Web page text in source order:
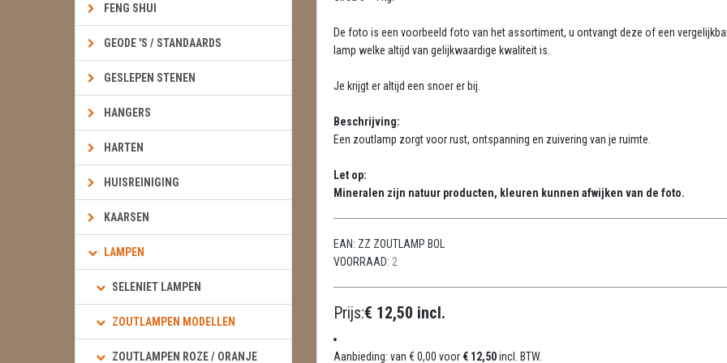
FENG SHUI
GEODE 'S / STANDAARDS
GESLEPEN STENEN
HANGERS
HARTEN
HUISREINIGING
KAARSEN
LAMPEN
SELENIET LAMPEN
ZOUTLAMPEN MODELLEN
ZOUTLAMPEN ROZE / ORANJE
De foto is een voorbeeld foto van het assortiment, u ontvangt deze of een
lamp welke altijd van gelijkwaardige kwaliteit is.
Je krijgt er altijd een snoer er bij.
Beschrijving:
Een zoutlamp zorgt voor rust, ontspanning en zuivering van je ruimte.
Let op:
Mineralen zijn natuur producten, kleuren kunnen afwijken van de foto.
EAN: ZZ ZOUTLAMP BOL
VOORRAAD: 2
Prijs:€ 12,50 incl.
Aanbieding: van € 0,00 voor € 12,50incl. BTW.